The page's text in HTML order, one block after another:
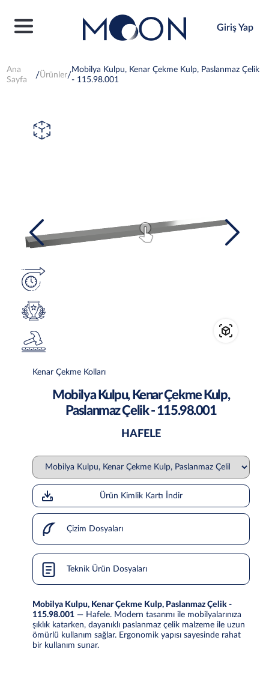
Giriş Yap
Ana
Sayfa
Ürünler
Mobilya Kulpu, Kenar Çekme Kulp, Paslanmaz Çelik
- 115.98.001
Kenar Çekme Kolları
Mobilya Kulpu, Kenar Çekme Kulp,
Paslanmaz Çelik - 115.98.001
HAFELE
Ürün Kimlik Kartı İndir
Çizim Dosyaları
Teknik Ürün Dosyaları
Mobilya Kulpu, Kenar Çekme Kulp, Paslanmaz Çelik -
115.98.001— Hafele. Modern tasarımı ile mobilyalarınıza
şıklık katarken, dayanıklı paslanmaz çelik malzeme ile uzun
ömürlü kullanım sağlar. Ergonomik yapısı sayesinde rahat
bir kullanım sunar.